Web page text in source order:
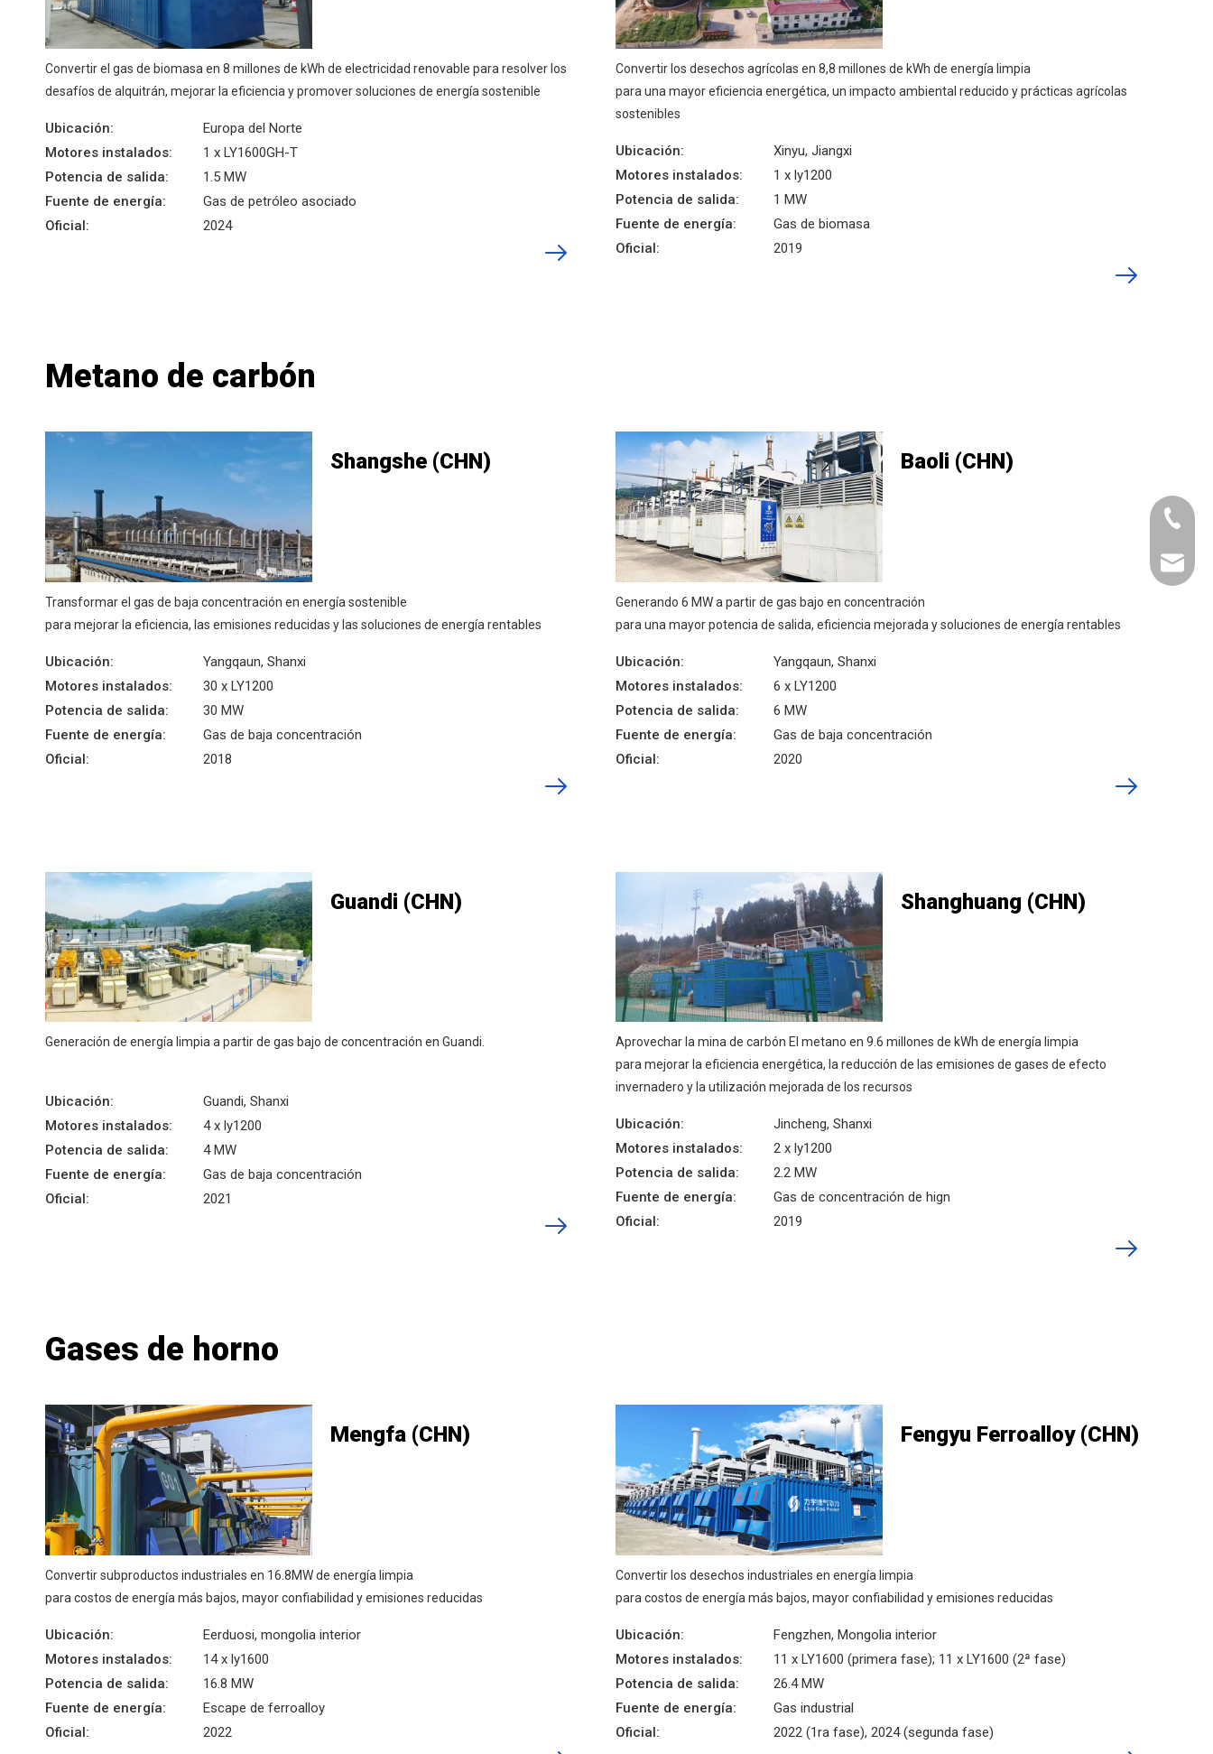
Convertir el gas de biomasa en 8 millones de kWh de electricidad renovable para resolver los
desafíos de alquitrán, mejorar la eficiencia y promover soluciones de energía sostenible
Ubicación:
Europa del Norte
Motores instalados:
1 x LY1600GH-T
Potencia de salida:
1.5 MW
Fuente de energía:
Gas de petróleo asociado
Oficial:
2024
Convertir los desechos agrícolas en 8,8 millones de kWh de energía limpia
para una mayor eficiencia energética, un impacto ambiental reducido y prácticas agrícolas
sostenibles
Ubicación:
Xinyu, Jiangxi
Motores instalados:
1 x ly1200
Potencia de salida:
1 MW
Fuente de energía:
Gas de biomasa
Oficial:
2019
Metano de carbón
Shangshe (CHN)
Transformar el gas de baja concentración en energía sostenible
para mejorar la eficiencia, las emisiones reducidas y las soluciones de energía rentables
Ubicación:
Yangqaun, Shanxi
Motores instalados:
30 x LY1200
Potencia de salida:
30 MW
Fuente de energía:
Gas de baja concentración
Oficial:
2018
Baoli (CHN)
Generando 6 MW a partir de gas bajo en concentración
para una mayor potencia de salida, eficiencia mejorada y soluciones de energía rentables
Ubicación:
Yangqaun, Shanxi
Motores instalados:
6 x LY1200
Potencia de salida:
6 MW
Fuente de energía:
Gas de baja concentración
Oficial:
2020
Guandi (CHN)
Generación de energía limpia a partir de gas bajo de concentración en Guandi.
Ubicación:
Guandi, Shanxi
Motores instalados:
4 x ly1200
Potencia de salida:
4 MW
Fuente de energía:
Gas de baja concentración
Oficial:
2021
Shanghuang (CHN)
Aprovechar la mina de carbón El metano en 9.6 millones de kWh de energía limpia
para mejorar la eficiencia energética, la reducción de las emisiones de gases de efecto
invernadero y la utilización mejorada de los recursos
Ubicación:
Jincheng, Shanxi
Motores instalados:
2 x ly1200
Potencia de salida:
2.2 MW
Fuente de energía:
Gas de concentración de hign
Oficial:
2019
Gases de horno
Mengfa (CHN)
Convertir subproductos industriales en 16.8MW de energía limpia
para costos de energía más bajos, mayor confiabilidad y emisiones reducidas
Ubicación:
Eerduosi, mongolia interior
Motores instalados:
14 x ly1600
Potencia de salida:
16.8 MW
Fuente de energía:
Escape de ferroalloy
Oficial:
2022
Fengyu Ferroalloy (CHN)
Convertir los desechos industriales en energía limpia
para costos de energía más bajos, mayor confiabilidad y emisiones reducidas
Ubicación:
Fengzhen, Mongolia interior
Motores instalados:
11 x LY1600 (primera fase); 11 x LY1600 (2ª fase)
Potencia de salida:
26.4 MW
Fuente de energía:
Gas industrial
Oficial:
2022 (1ra fase), 2024 (segunda fase)
+86-